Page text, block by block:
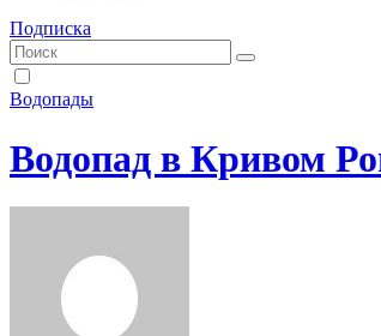
Подписка
Водопады
Водопад в Кривом